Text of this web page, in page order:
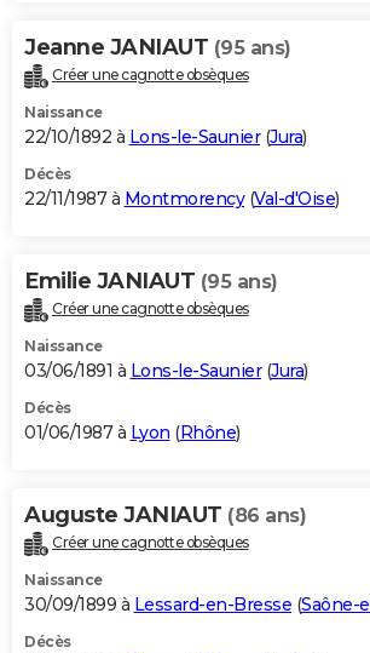
Jeanne JANIAUT (95 ans)
Créer une cagnotte obsèques
Naissance
22/10/1892 à Lons-le-Saunier(Jura)
Décès
22/11/1987 à Montmorency(Val-d'Oise)
Emilie JANIAUT (95 ans)
Créer une cagnotte obsèques
Naissance
03/06/1891 à Lons-le-Saunier(Jura)
Décès
01/06/1987 à Lyon (Rhône)
Auguste JANIAUT (86 ans)
Créer une cagnotte obsèques
Naissance
30/09/1899 à Lessard-en-Bresse (Saône-
Décès